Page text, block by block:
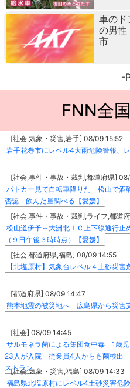
車の
の男
市
-
FNN全
[社会,気象・災害,岩手] 08/09 15:52
岩手花巻市にレベル4大雨危険警報
[社会,事件・事故・裁判,都道府県]
パトカー見て自転車降りた 松山で酒
否認 飲んだ量調べる【愛媛】
[社会,事件・事故・裁判,ライフ,都道
松山道伊予～大洲北ＩＣ上下線通行
（９日午後３時時点）【愛媛】
[社会,都道府県,福島] 08/09 14:55
【北塩原村】気象台レベル４土砂災害
[都道府県] 08/09 14:47
熊本地震の被災地へ 広島県から災害
[社会] 08/09 14:45
サルモネラ菌による集団食中毒 1歳
23人が入院 従業員4人からも菌検出
ストラン
[社会,気象・災害,福島] 08/09 14:33
福島県北塩原村にレベル4土砂災害危